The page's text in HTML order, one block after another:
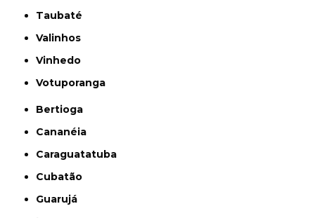
Taubaté
Valinhos
Vinhedo
Votuporanga
Bertioga
Cananéia
Caraguatatuba
Cubatão
Guarujá